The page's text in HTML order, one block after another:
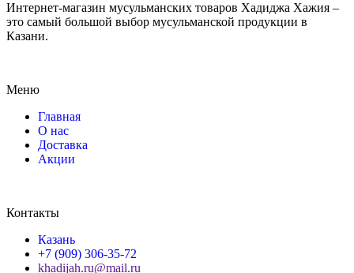
Интернет-магазин мусульманских товаров Хадиджа Хажия –
это самый большой выбор мусульманской продукции в
Казани.
Меню
Главная
О нас
Доставка
Акции
Контакты
Казань
+7 (909) 306-35-72
khadijah.ru@mail.ru